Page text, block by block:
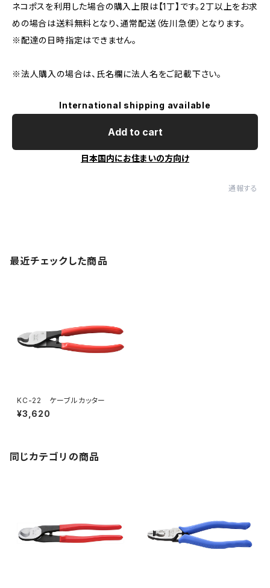
ネコポスを利用した場合の購入上限は【1丁】です。2丁以上をお求
めの場合は送料無料となり、通常配送（佐川急便）となります。
※配達の日時指定はできません。
※法人購入の場合は、氏名欄に法人名をご記載下さい。
International shipping available
Add to cart
日本国内にお住まいの方向け
通報する
最近チェックした商品
KC-22 ケーブルカッター
¥3,620
同じカテゴリの商品